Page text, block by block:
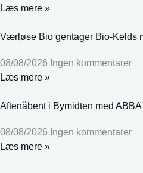
Læs mere »
Værløse Bio gentager Bio-Kelds
08/08/2026 Ingen kommentarer
Læs mere »
Aftenåbent i Bymidten med
08/08/2026 Ingen kommentarer
Læs mere »